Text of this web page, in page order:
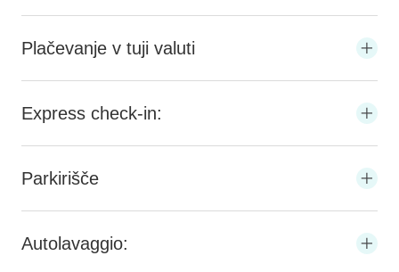
Plačevanje v tuji valuti
Express check-in:
Parkirišče
Autolavaggio: